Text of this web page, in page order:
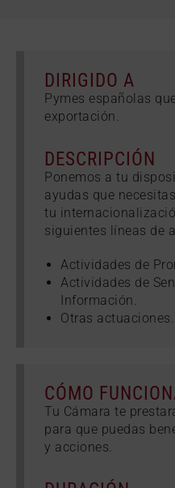
DIRIGIDO A
Pymes españolas
exportación.
DESCRIPCIÓN
Ponemos a tu
ayudas que
tu
siguientes líneas de
Actividades de
Actividades de
Información.
Otras actuaciones.
CÓMO
Tu Cámara te
para que puedas
y acciones.